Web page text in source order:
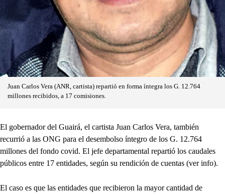
Juan Carlos Vera (ANR, cartista) repartió en forma íntegra los G. 12.764
millones recibidos, a 17 comisiones.
El gobernador del Guairá, el cartista Juan Carlos Vera, también
recurrió a las ONG para el desembolso íntegro de los G. 12.764
millones del fondo covid. El jefe departamental repartió los caudales
públicos entre 17 entidades, según su rendición de cuentas (ver info).
El caso es que las entidades que recibieron la mayor cantidad de